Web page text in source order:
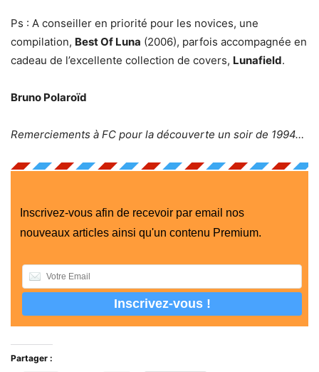
Ps : A conseiller en priorité pour les novices, une
compilation, Best Of Luna (2006), parfois accompagnée en
cadeau de l’excellente collection de covers, Lunafield.
Bruno Polaroïd
Remerciements à FC pour la découverte un soir de 1994…
Inscrivez-vous afin de recevoir par email nos
nouveaux articles ainsi qu'un contenu Premium.
Partager :